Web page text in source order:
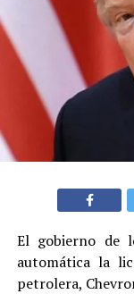
El gobierno de
automática la
petrolera,